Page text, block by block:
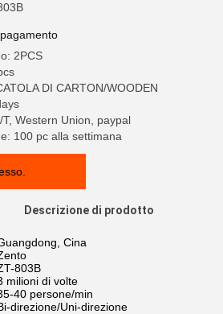
2PCS
DI CARTON/WOODEN
Western Union, paypal
100 pc alla settimana
Descrizione di prodotto
Cina
803B
milioni di volte
40 persone/min
direzione/Uni-direzione